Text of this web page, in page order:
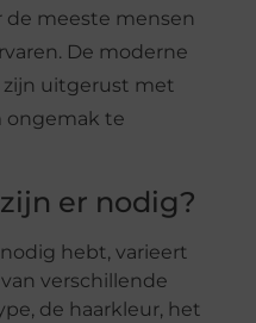
de meeste mensen
De moderne
uitgerust met
ongemak te
er nodig?
hebt, varieert
verschillende
de haarkleur, het